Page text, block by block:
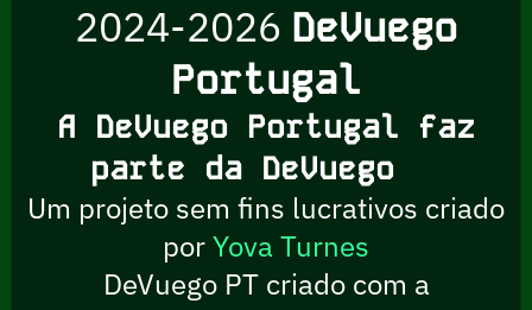
2024-2026 DeVuego
Portugal
A DeVuego Portugal faz
parte da DeVuego
Um projeto sem fins lucrativos criado
porYova Turnes
DeVuego PT criado com a